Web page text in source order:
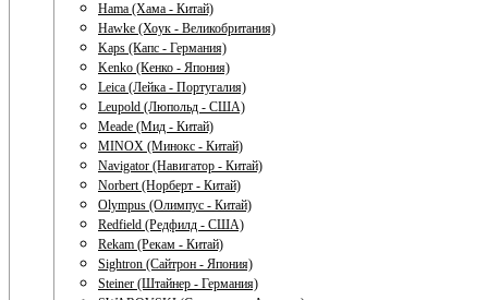
Hama (Хама - Китай)
Hawke (Хоук - Великобритания)
Kaps (Капс - Германия)
Kenko (Кенко - Япония)
Leica (Лейка - Португалия)
Leupold (Люпольд - США)
Meade (Мид - Китай)
MINOX (Минокс - Китай)
Navigator (Навигатор - Китай)
Norbert (Норберт - Китай)
Olympus (Олимпус - Китай)
Redfield (Редфилд - США)
Rekam (Рекам - Китай)
Sightron (Сайтрон - Япония)
Steiner (Штайнер - Германия)